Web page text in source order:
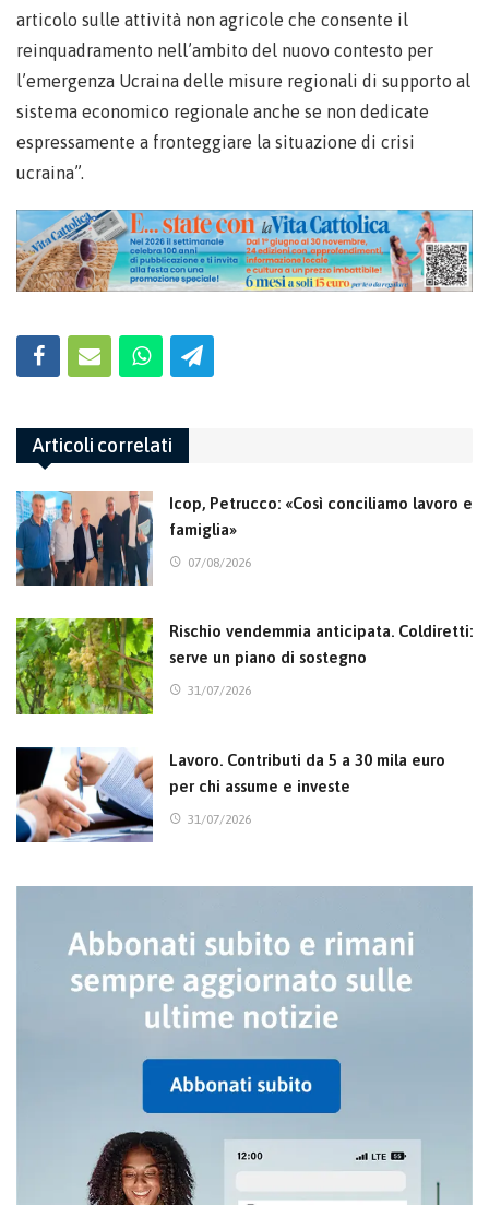
articolo sulle attività non agricole che consente il
reinquadramento nell’ambito del nuovo contesto per
l’emergenza Ucraina delle misure regionali di supporto al
sistema economico regionale anche se non dedicate
espressamente a fronteggiare la situazione di crisi
ucraina”.
Articoli correlati
Icop, Petrucco: «Così conciliamo lavoro e
famiglia»
07/08/2026
Rischio vendemmia anticipata. Coldiretti:
serve un piano di sostegno
31/07/2026
Lavoro. Contributi da 5 a 30 mila euro
per chi assume e investe
31/07/2026